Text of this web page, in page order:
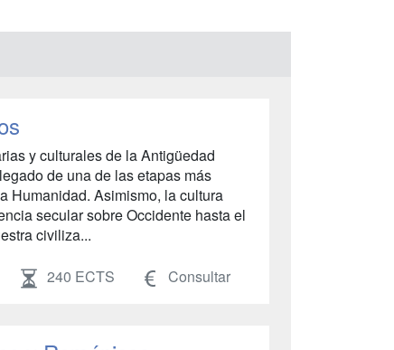
y culturales de la Antigüedad
de una de las etapas más
Humanidad. Asimismo, la cultura
secular sobre Occidente hasta el
civiliza...
240 ECTS Consultar